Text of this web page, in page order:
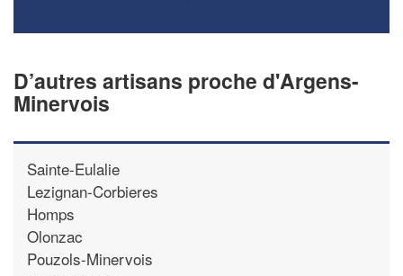
D’autres artisans proche d'Argens-
Minervois
Sainte-Eulalie
Lezignan-Corbieres
Homps
Olonzac
Pouzols-Minervois